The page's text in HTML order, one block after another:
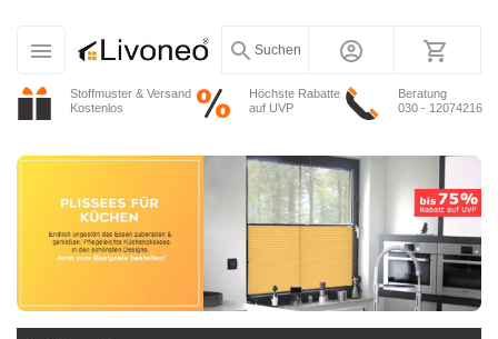
Stoffmuster & Versand
Kostenlos
Höchste Rabatte
auf UVP
Beratung
030 - 12074216
Suchen